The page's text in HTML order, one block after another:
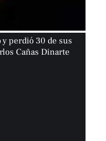
perdió 30 de sus
Cañas Dinarte